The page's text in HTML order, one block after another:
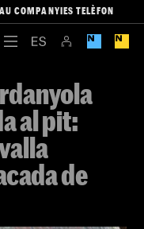
COMPANYIES TELÈFON
al pit:
de